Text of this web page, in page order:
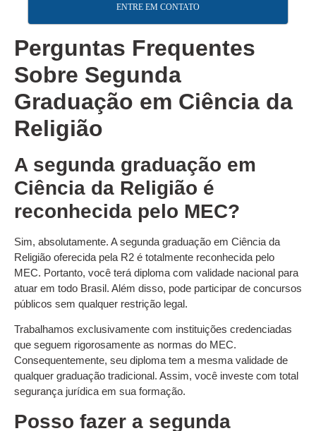
ENTRE EM CONTATO
Perguntas Frequentes
Sobre Segunda
Graduação em Ciência da
Religião
A segunda graduação em
Ciência da Religião é
reconhecida pelo MEC?
Sim, absolutamente. A segunda graduação em Ciência da
Religião oferecida pela R2 é totalmente reconhecida pelo
MEC. Portanto, você terá diploma com validade nacional para
atuar em todo Brasil. Além disso, pode participar de concursos
públicos sem qualquer restrição legal.
Trabalhamos exclusivamente com instituições credenciadas
que seguem rigorosamente as normas do MEC.
Consequentemente, seu diploma tem a mesma validade de
qualquer graduação tradicional. Assim, você investe com total
segurança jurídica em sua formação.
Posso fazer a segunda